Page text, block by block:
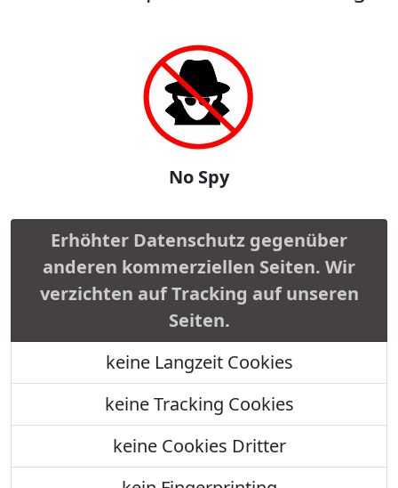
No Spy
Erhöhter Datenschutz gegenüber
anderen kommerziellen Seiten. Wir
verzichten auf Tracking auf unseren
Seiten.
keine Langzeit Cookies
keine Tracking Cookies
keine Cookies Dritter